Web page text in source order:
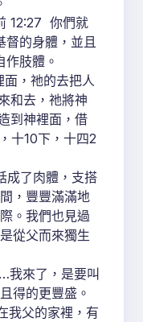
12:27 你們就
督的身體，並且
作肢體。
，祂的去把人
和去，祂將神
到神裡面，借
十10下，十四2
了肉體，支搭
，豐豐滿滿地
。我們也見過
從父而來獨生
我來了，是要叫
得的更豐盛。
父的家裡，有